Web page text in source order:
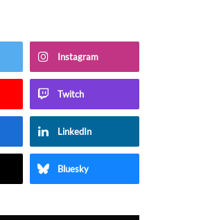
Instagram
Twitch
LinkedIn
Bluesky